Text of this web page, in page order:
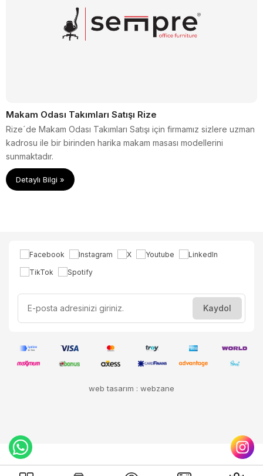
Makam Odası Takımları Satışı Rize
Rize´de Makam Odası Takımları Satışı için firmamız sizlere uzman
kadrosu ile bir birinden harika makam masası modellerini
sunmaktadır.
Detaylı Bilgi »
web tasarım : webzane